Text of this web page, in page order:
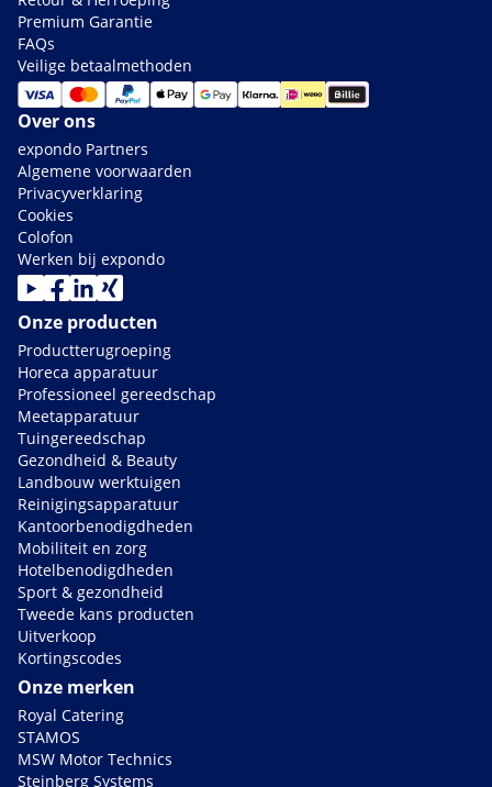
Premium Garantie
FAQs
Veilige betaalmethoden
Over ons
expondo Partners
Algemene voorwaarden
Privacyverklaring
Cookies
Colofon
Werken bij expondo
Onze producten
Productterugroeping
Horeca apparatuur
Professioneel gereedschap
Meetapparatuur
Tuingereedschap
Gezondheid & Beauty
Landbouw werktuigen
Reinigingsapparatuur
Kantoorbenodigdheden
Mobiliteit en zorg
Hotelbenodigdheden
Sport & gezondheid
Tweede kans producten
Uitverkoop
Kortingscodes
Onze merken
Royal Catering
STAMOS
MSW Motor Technics
Steinberg Systems